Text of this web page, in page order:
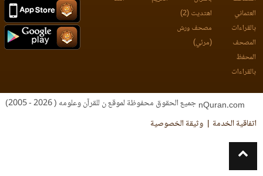
العثماني
بالقراءات
المصحف
المحفظ
بالقراءات
اهتديت (2)
مصحف ورش
(مرئي)
جميع الحقوق محفوظة لموقع ن للقرآن وعلومه ( 2026 - 2005)
اتفاقية الخدمة
وثيقة الخصوصية